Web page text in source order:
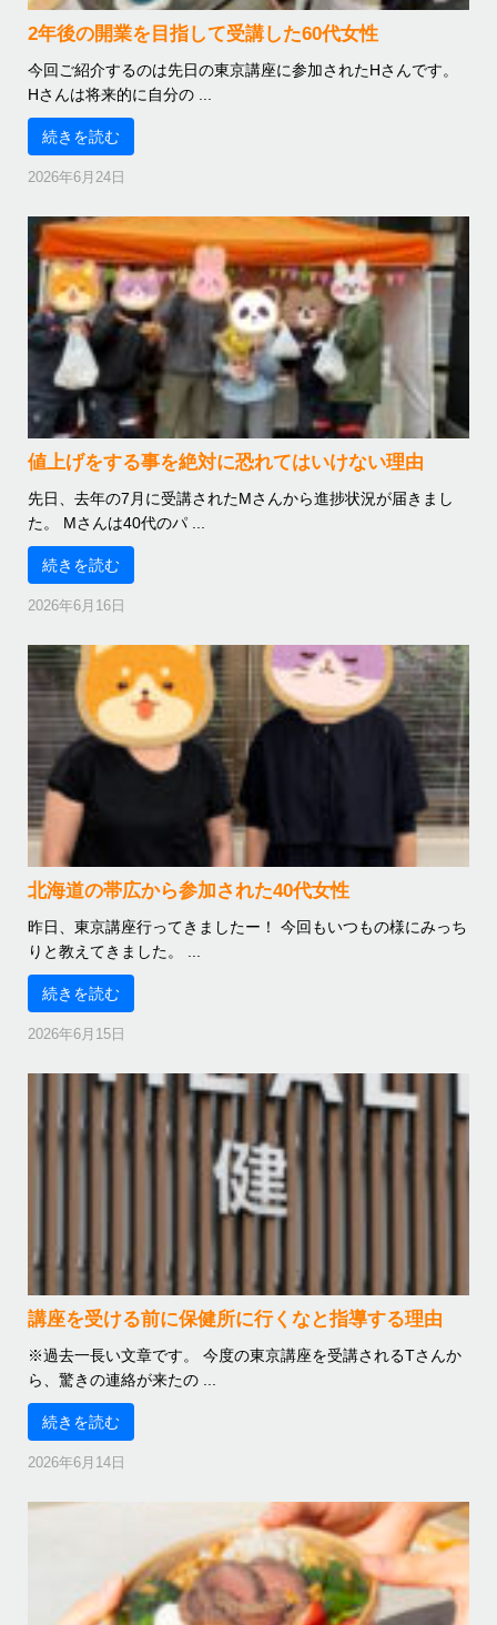
2年後の開業を目指して受講した60代女性
今回ご紹介するのは先日の東京講座に参加されたHさんです。
Hさんは将来的に自分の ...
続きを読む
2026年6月24日
値上げをする事を絶対に恐れてはいけない理由
先日、去年の7月に受講されたMさんから進捗状況が届きまし
た。 Mさんは40代のパ ...
続きを読む
2026年6月16日
北海道の帯広から参加された40代女性
昨日、東京講座行ってきましたー！ 今回もいつもの様にみっち
りと教えてきました。 ...
続きを読む
2026年6月15日
講座を受ける前に保健所に行くなと指導する理由
※過去一長い文章です。 今度の東京講座を受講されるTさんか
ら、驚きの連絡が来たの ...
続きを読む
2026年6月14日